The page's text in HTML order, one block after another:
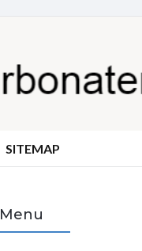
SITEMAP
Menu